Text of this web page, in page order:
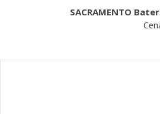
SACRAMENTO